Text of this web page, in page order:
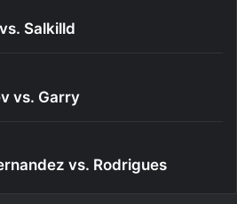
Salkilld
vs. Garry
vs. Rodrigues